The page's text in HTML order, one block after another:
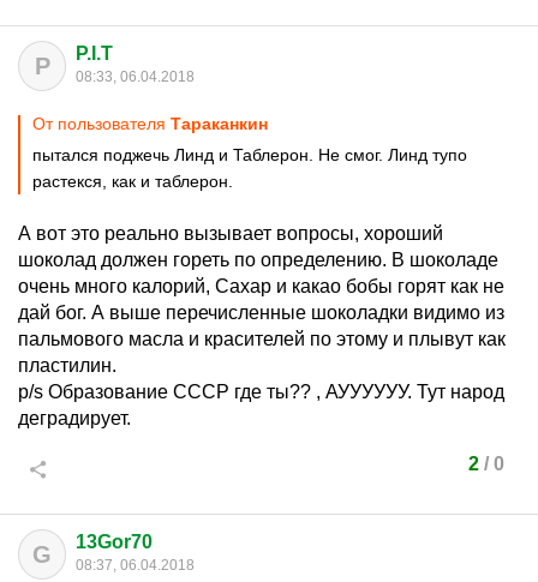
P P.I.T
08:33, 06.04.2018
От пользователя Тараканкин
пытался поджечь Линд и Таблерон. Не смог. Линд тупо
растекся, как и таблерон.
А вот это реально вызывает вопросы, хороший
шоколад должен гореть по определению. В шоколаде
очень много калорий, Сахар и какао бобы горят как не
дай бог. А выше перечисленные шоколадки видимо из
пальмового масла и красителей по этому и плывут как
пластилин.
p/s Образование СССР где ты?? , АУУУУУУ. Тут народ
деградирует.
2/ 0
G 13Gor70
08:37, 06.04.2018